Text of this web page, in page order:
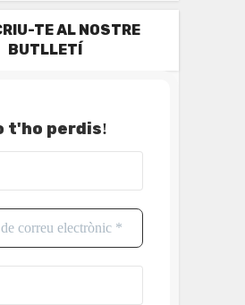
TE AL NOSTRE
BUTLLETÍ
t'ho perdis!